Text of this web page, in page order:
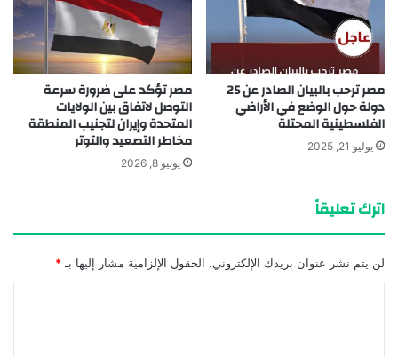
مصر ترحب بالبيان الصادر عن 25
دولة حول الوضع في الأراضي
الفلسطينية المحتلة
يوليو 21, 2025
مصر تؤكد على ضرورة سرعة
التوصل لاتفاق بين الولايات
المتحدة وإيران لتجنيب المنطقة
مخاطر التصعيد والتوتر
يونيو 8, 2026
اترك تعليقاً
لن يتم نشر عنوان بريدك الإلكتروني. الحقول الإلزامية مشار إليها بـ *